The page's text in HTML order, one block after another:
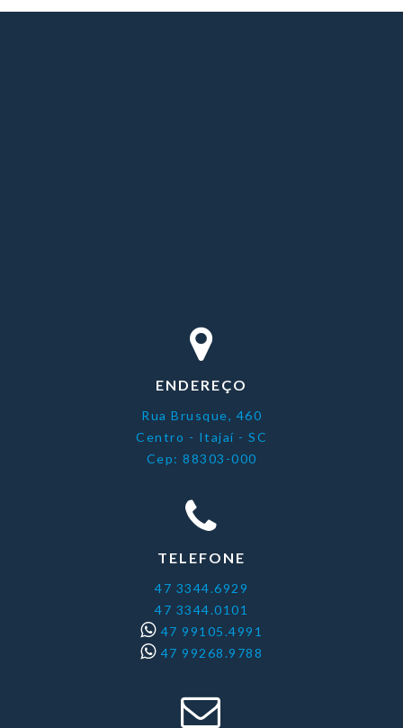
ENDEREÇO
Rua Brusque, 460
Centro - Itajaí - SC
Cep: 88303-000
TELEFONE
47 3344.6929
47 3344.0101
47 99105.4991
47 99268.9788